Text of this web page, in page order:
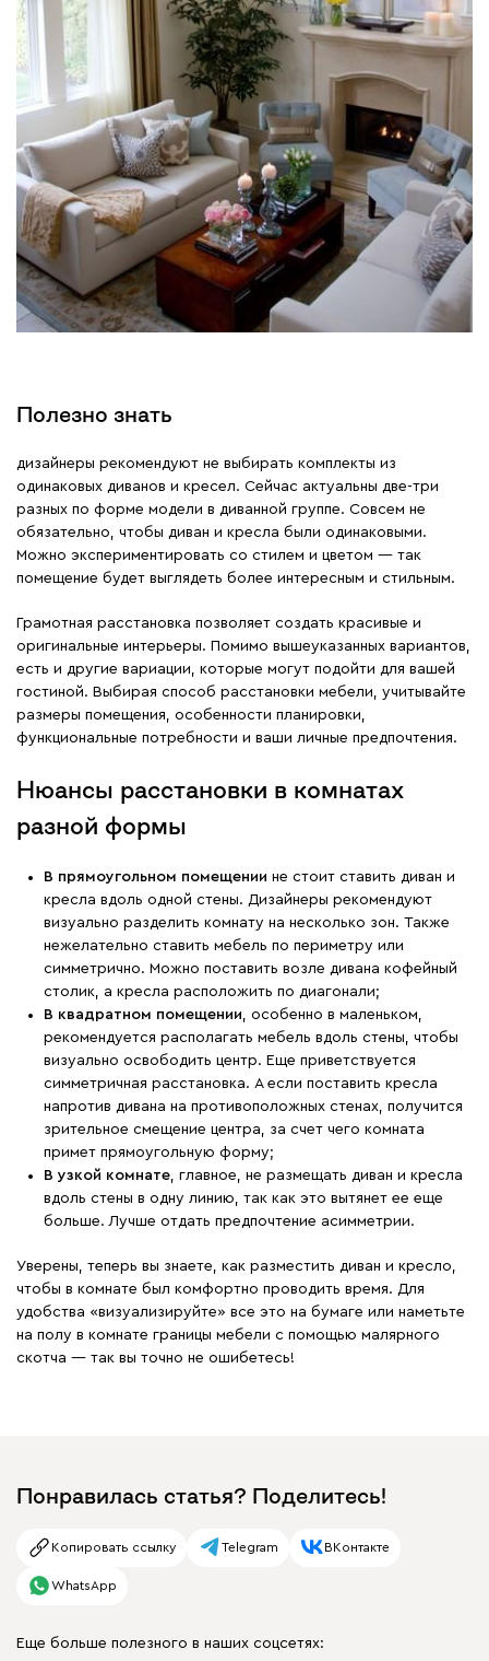
Полезно знать
дизайнеры рекомендуют не выбирать комплекты из
одинаковых диванов и кресел. Сейчас актуальны две-три
разных по форме модели в диванной группе. Совсем не
обязательно, чтобы диван и кресла были одинаковыми.
Можно экспериментировать со стилем и цветом — так
помещение будет выглядеть более интересным и стильным.
Грамотная расстановка позволяет создать красивые и
оригинальные интерьеры. Помимо вышеуказанных вариантов,
есть и другие вариации, которые могут подойти для вашей
гостиной. Выбирая способ расстановки мебели, учитывайте
размеры помещения, особенности планировки,
функциональные потребности и ваши личные предпочтения.
Нюансы расстановки в комнатах
разной формы
В прямоугольном помещении не стоит ставить диван и
кресла вдоль одной стены. Дизайнеры рекомендуют
визуально разделить комнату на несколько зон. Также
нежелательно ставить мебель по периметру или
симметрично. Можно поставить возле дивана кофейный
столик, а кресла расположить по диагонали;
В квадратном помещении , особенно в маленьком,
рекомендуется располагать мебель вдоль стены, чтобы
визуально освободить центр. Еще приветствуется
симметричная расстановка. А если поставить кресла
напротив дивана на противоположных стенах, получится
зрительное смещение центра, за счет чего комната
примет прямоугольную форму;
В узкой комнате , главное, не размещать диван и кресла
вдоль стены в одну линию, так как это вытянет ее еще
больше. Лучше отдать предпочтение асимметрии.
Уверены, теперь вы знаете, как разместить диван и кресло,
чтобы в комнате был комфортно проводить время. Для
удобства «визуализируйте» все это на бумаге или наметьте
на полу в комнате границы мебели с помощью малярного
скотча — так вы точно не ошибетесь!
Понравилась статья? Поделитесь!
Копировать ссылку Telegram ВКонтакте
WhatsApp
Еще больше полезного в наших соцсетях: